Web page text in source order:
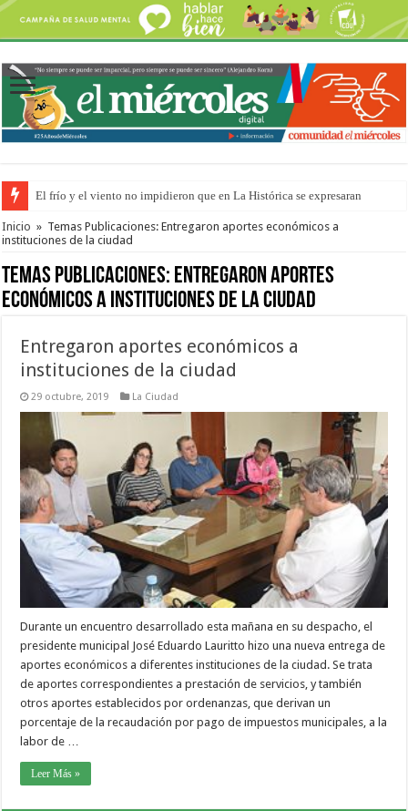
El frío y el viento no impidieron que en La Histórica se expresaran
OSER: Frigerio aseguró que mejoraron el servicio, redujeron el déficit en
Inicio » Temas Publicaciones: Entregaron aportes económicos a
instituciones de la ciudad
Temas Publicaciones: Entregaron aportes
económicos a instituciones de la ciudad
Entregaron aportes económicos a
instituciones de la ciudad
29 octubre, 2019 La Ciudad
Durante un encuentro desarrollado esta mañana en su despacho, el
presidente municipal José Eduardo Lauritto hizo una nueva entrega de
aportes económicos a diferentes instituciones de la ciudad. Se trata
de aportes correspondientes a prestación de servicios, y también
otros aportes establecidos por ordenanzas, que derivan un
porcentaje de la recaudación por pago de impuestos municipales, a la
labor de …
Leer Más »